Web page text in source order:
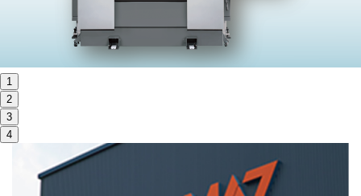
サステナビリティ
お問い合わせ
1
2
3
4